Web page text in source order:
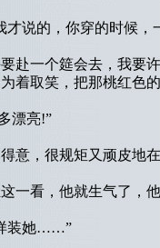
说的，你穿的时候，
一个筵会去，我要许
着取笑，把那桃红色
亮!”
，很规矩又顽皮地在
看，他就生气了，他
装她……”